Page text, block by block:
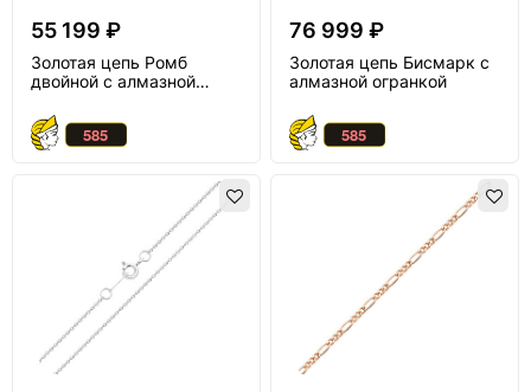
55 199 ₽
Золотая цепь Ромб
двойной с алмазной
76 999 ₽
Золотая цепь Бисмарк с
алмазной огранкой